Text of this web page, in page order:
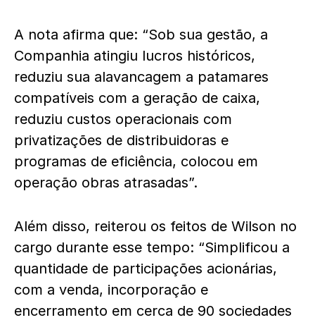
A nota afirma que: “Sob sua gestão, a
Companhia atingiu lucros históricos,
reduziu sua alavancagem a patamares
compatíveis com a geração de caixa,
reduziu custos operacionais com
privatizações de distribuidoras e
programas de eficiência, colocou em
operação obras atrasadas”.
Além disso, reiterou os feitos de Wilson no
cargo durante esse tempo: “Simplificou a
quantidade de participações acionárias,
com a venda, incorporação e
encerramento em cerca de 90 sociedades